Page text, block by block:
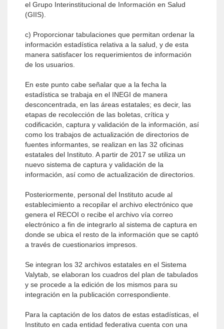
el Grupo Interinstitucional de Información en Salud
(GIIS).
c) Proporcionar tabulaciones que permitan ordenar la
información estadística relativa a la salud, y de esta
manera satisfacer los requerimientos de información
de los usuarios.
En este punto cabe señalar que a la fecha la
estadística se trabaja en el INEGI de manera
desconcentrada, en las áreas estatales; es decir, las
etapas de recolección de las boletas, crítica y
codificación, captura y validación de la información, así
como los trabajos de actualización de directorios de
fuentes informantes, se realizan en las 32 oficinas
estatales del Instituto. A partir de 2017 se utiliza un
nuevo sistema de captura y validación de la
información, así como de actualización de directorios.
Posteriormente, personal del Instituto acude al
establecimiento a recopilar el archivo electrónico que
genera el RECOI o recibe el archivo vía correo
electrónico a fin de integrarlo al sistema de captura en
donde se ubica el resto de la información que se captó
a través de cuestionarios impresos.
Se integran los 32 archivos estatales en el Sistema
Valytab, se elaboran los cuadros del plan de tabulados
y se procede a la edición de los mismos para su
integración en la publicación correspondiente.
Para la captación de los datos de estas estadísticas, el
Instituto en cada entidad federativa cuenta con una